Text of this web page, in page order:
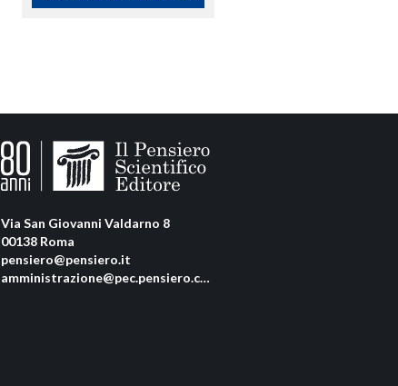
Via San Giovanni Valdarno 8
00138 Roma
pensiero@pensiero.it
amministrazione@pec.pensiero.com